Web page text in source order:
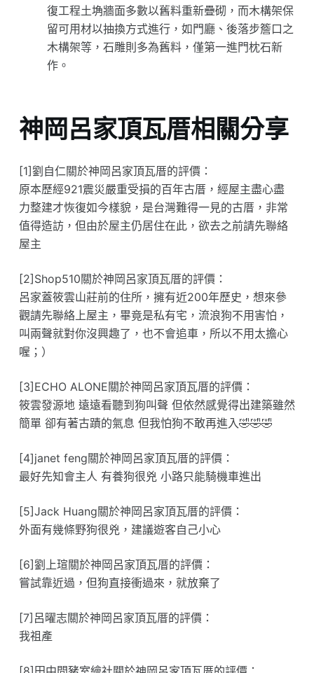
復工程土埆牆面多數以舊料重新疊砌，而木構架保
留可用材以抽換方式進行，如門廳、後落步簷口之
木構架等，石雕則多為舊料，僅第一進門枕石新
作。
神岡呂家頂瓦厝相關分享
[1]劉自仁關於神岡呂家頂瓦厝的評價：
原本歷經921震災嚴重受損的百年古厝，經屋主盡心盡
力整建才恢復如今樣貌，是台灣難得一見的古厝，非常
值得造訪，但由於屋主仍居住在此，欲去之前請先聯絡
屋主
[2]Shop510關於神岡呂家頂瓦厝的評價：
呂家蓋筱雲山莊前的住所，擁有近200年歷史，想來參
觀請先聯絡上屋主，畢竟是私有宅，流浪狗不用害怕，
叫兩聲就對你沒興趣了，也不會追車，所以不用太擔心
喔；）
[3]ECHO ALONE關於神岡呂家頂瓦厝的評價：
筱雲發源地 遠遠看聽到狗叫聲 但依然感覺得出建築雖然
簡單 卻有著古蹟的氣息 但我怕狗不敢再進入🤣🤣🤣
[4]janet feng關於神岡呂家頂瓦厝的評價：
最好先知會主人 有養狗很兇 小路只能騎機車進出
[5]Jack Huang關於神岡呂家頂瓦厝的評價：
外面有幾條野狗很兇，建議遊客自己小心
[6]劉上瑄關於神岡呂家頂瓦厝的評價：
嘗試靠近過，但狗直接衝過來，就放棄了
[7]呂曜志關於神岡呂家頂瓦厝的評價：
我祖產